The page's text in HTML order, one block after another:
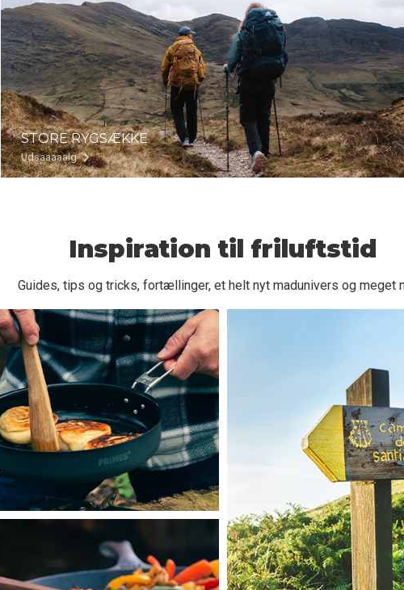
STORE RYGSÆKKE
Udsaaaaalg
Inspiration til friluftstid
Guides, tips og tricks, fortællinger, et helt nyt madunivers og meget